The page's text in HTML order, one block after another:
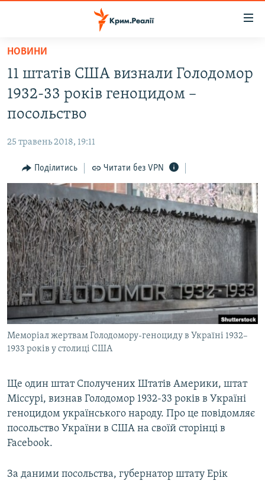
Перейти
основного
матеріалу
до
основної
навігації
Перейти
до
пошуку
ВІДЕО ТА ФОТО
БЛОГИ
ПОГЛЯД
ІНТЕРВ'Ю
ВСЕ ЗА ДЕНЬ
СПЕЦПРОЕКТИ
ДЕПОРТАЦІЯ
ВІДЕОУРОКИ «ELIFBE»
СВІДЧЕННЯ ОКУПАЦІЇ
УКРАЇНСЬКА ПРОБЛЕМА КРИМУ
ІНФОГРАФІКА
ЯК ОБІЙТИ БЛОКУВАННЯ
Русский
Qırımtatar
ДОЛУЧАЙСЯ!
Усі сайти RFE/RL
НОВИНИ
11 штатів США визнали Голодомор
1932-33 років геноцидом –
посольство
25 травень 2018, 19:11
Поділитись Читати без VPN
Меморіал жертвам Голодомору-геноциду в Україні 1932–
1933 років у столиці США
Ще один штат Сполучених Штатів Америки, штат
Міссурі, визнав Голодомор 1932-33 років в Україні
геноцидом українського народу. Про це повідомляє
посольство України в США на своїй сторінці в
Facebook.
За даними посольства, губернатор штату Ерік